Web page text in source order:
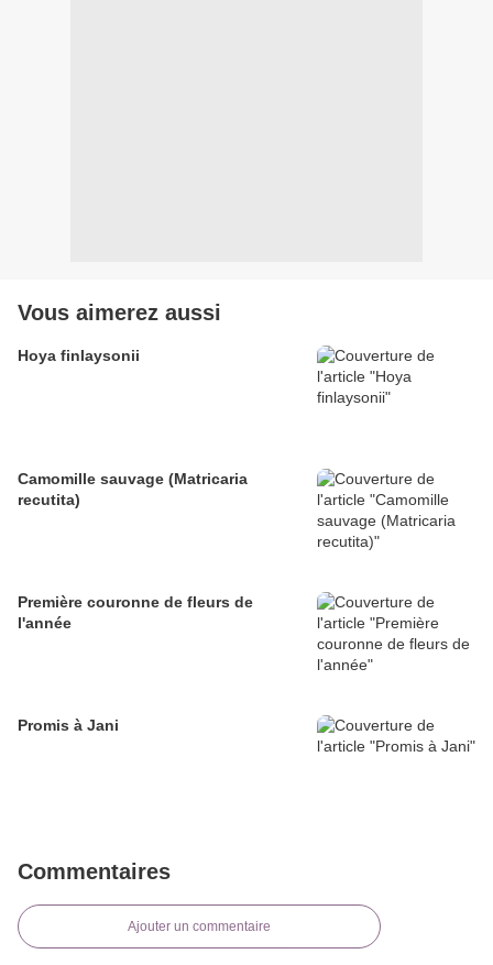
Vous aimerez aussi
Hoya finlaysonii
Camomille sauvage (Matricaria
recutita)
Première couronne de fleurs de
l'année
Promis à Jani
Commentaires
Ajouter un commentaire